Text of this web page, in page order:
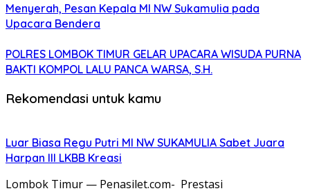
Menyerah, Pesan Kepala MI NW Sukamulia pada
Upacara Bendera
POLRES LOMBOK TIMUR GELAR UPACARA WISUDA PURNA
BAKTI KOMPOL LALU PANCA WARSA, S.H.
Rekomendasi untuk kamu
Luar Biasa Regu Putri MI NW SUKAMULIA Sabet Juara
Harpan III LKBB Kreasi
Lombok Timur — Penasilet.com- Prestasi